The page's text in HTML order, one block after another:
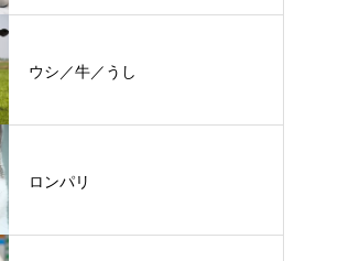
ウシ／牛／うし
ロンパリ